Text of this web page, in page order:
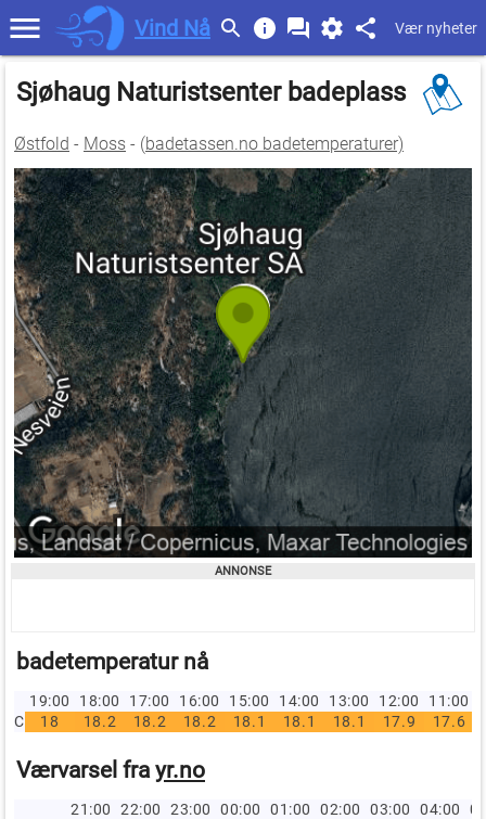
Vind Nå Vær nyheter
Sjøhaug Naturistsenter badeplass
Østfold - Moss - (badetassen.no badetemperaturer)
badetemperatur nå
19:00 18:00 17:00 16:00 15:00 14:00 13:00 12:00
11:00
C
18 18.2 18.2 18.2 18.1 18.1 18.1 17.9 17.6
Værvarsel fra yr.no
21:00 22:00 23:00 00:00 01:00 02:00 03:00 04:00